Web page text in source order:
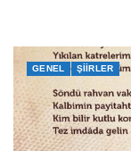
GENEL ŞIIRLER